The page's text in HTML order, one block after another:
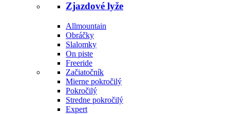
Zjazdové lyže
Allmountain
Obráčky
Slalomky
On piste
Freeride
Začiatočník
Mierne pokročilý
Pokročilý
Stredne pokročilý
Expert